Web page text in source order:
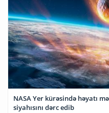
NASA Yer kürəsində həyatı
siyahısını dərc edib